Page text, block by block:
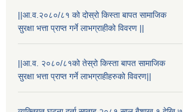
||आ.व.२०८०/८१ को दोस्रो किस्ता बापत सामाजिक
सुरक्षा भत्ता प्राप्त गर्ने लाभग्राहीको विवरण ||
||आ.व. २०८०/८१को तेस्रो किस्ता बापत सामाजिक
सुरक्षा भत्ता प्राप्त गर्ने लाभग्राहीहरुको विवरण||